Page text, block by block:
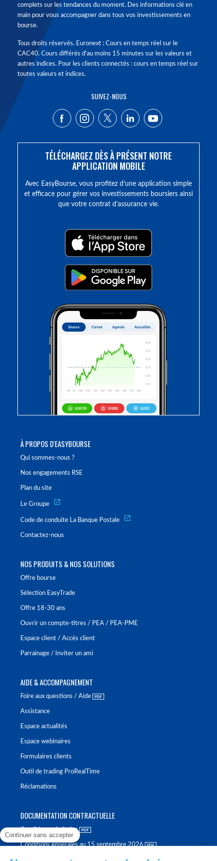
À PROPOS D'EASYBOURSE
Qui sommes-nous ?
Nos engagements RSE
Plan du site
Le Groupe
Code de conduite La Banque Postale
Contactez-nous
NOS PRODUITS & NOS SOLUTIONS
Offre bourse
Sélection EasyTrade
Offre 18-30 ans
Ouvrir un compte-titres / PEA / PEA-PME
Espace client / Accès client
Parrainage / Inviter un ami
AIDE & ACCOMPAGNEMENT
Foire aux questions / Aide
Assistance
Espace actualités
Espace webinaires
Formulaires clients
Outil de trading ProRealTime
Réclamations
DOCUMENTATION CONTRACTUELLE
Conditions générales
Conditions générales au 15 septembre 2026
complets sur les tendances du moment. Des informations clé en
main pour vous accompagner dans tous vos investissements en
bourse.
Tous droits réservés. Euronext : Cours en temps réel sur le
CAC40. Cours différés d'au moins 15 minutes sur les valeurs et
autres indices. Pour les clients connectés : cours en temps réel sur
toutes valeurs et indices.
SUIVEZ-NOUS
TÉLÉCHARGEZ DÈS À PRÉSENT NOTRE
APPLICATION MOBILE
Avec EasyBourse, vous profitez d’une application simple
et efficace pour gérer vos investissements boursiers ainsi
que votre contrat d’assurance vie.
Continuer sans accepter